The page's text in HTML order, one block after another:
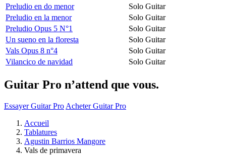
Preludio en do menor
Solo Guitar
Preludio en la menor
Solo Guitar
Preludio Opus 5 N°1
Solo Guitar
Un sueno en la floresta
Solo Guitar
Vals Opus 8 n°4
Solo Guitar
Vilancico de navidad
Solo Guitar
Guitar Pro n’attend que vous.
Essayer Guitar Pro Acheter Guitar Pro
Accueil
Tablatures
Agustin Barrios Mangore
Vals de primavera